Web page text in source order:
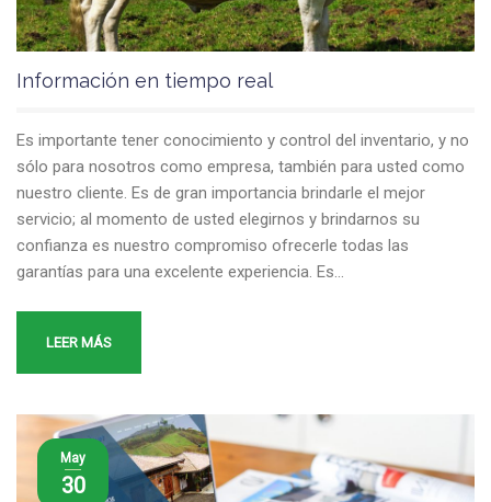
Información en tiempo real
Es importante tener conocimiento y control del inventario, y no
sólo para nosotros como empresa, también para usted como
nuestro cliente. Es de gran importancia brindarle el mejor
servicio; al momento de usted elegirnos y brindarnos su
confianza es nuestro compromiso ofrecerle todas las
garantías para una excelente experiencia. Es…
LEER MÁS
May
30